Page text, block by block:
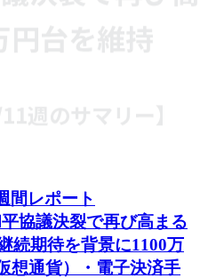
間レポート
平協議決裂で再び高まる
期待を背景に1100万
想通貨）・電子決済手